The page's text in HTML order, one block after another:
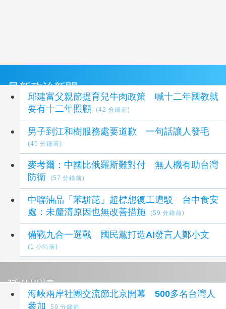
最新政治新聞
邱建富父親節提育兒牛肉政策 喊十二年國教就
要有十二年照顧
(42 分鐘前)
男子到江和樹服務處要道歉 一句話讓人發毛
(45 分鐘前)
麥考爾：中國比俄羅斯難對付 無人機有助台灣
防衛
(57 分鐘前)
中聯油品「苯駢芘」超標想復工遭駁 台中食安
處：未釐清原因也無改善措施
(59 分鐘前)
備戰九合一選戰 國民黨打造AI發言人鄭小文
(1 小時前)
延伸閱讀
海峽兩岸社團交流節北京開幕 500多名台灣人
參加
59 分鐘前